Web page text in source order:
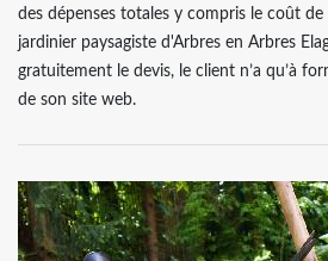
des dépenses totales y compris le coût de
jardinier paysagiste d'Arbres en Arbres
gratuitement le devis, le client n’a qu’à
de son site web.